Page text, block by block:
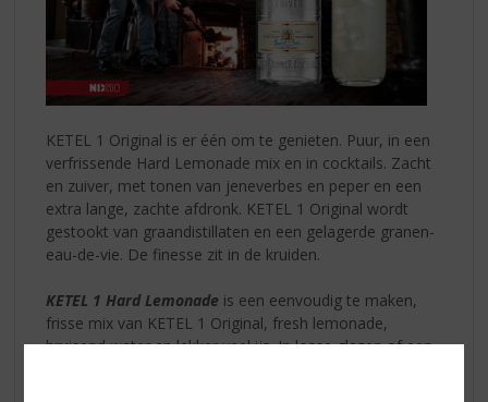
KETEL 1 Original is er één om te genieten. Puur, in een
verfrissende Hard Lemonade mix en in cocktails. Zacht
en zuiver, met tonen van jeneverbes en peper en een
extra lange, zachte afdronk. KETEL 1 Original wordt
gestookt van graandistillaten en een gelagerde granen-
eau-de-vie. De finesse zit in de kruiden.
KETEL 1 Hard Lemonade is een eenvoudig te maken,
frisse mix van KETEL 1 Original, fresh lemonade,
bruisend water en lekker veel ijs. In losse glazen of een